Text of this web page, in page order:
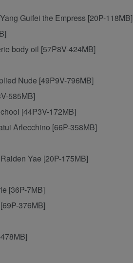
Guifei the Empress [20P-118MB]
body oil [57P8V-424MB]
Nude [49P9V-796MB]
585MB]
[44P3V-172MB]
Arlecchino [66P-358MB]
Yae [20P-175MB]
[36P-7MB]
376MB]